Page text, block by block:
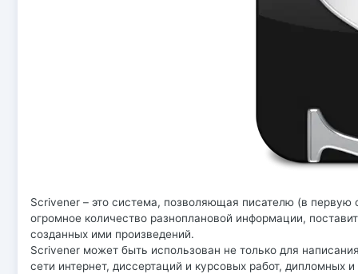
Scrivener – это система, позволяющая писателю (в первую
огромное количество разноплановой информации,
созданных ими произведений.
Scrivener может быть использован не только для
сети интернет, диссертаций и курсовых работ,